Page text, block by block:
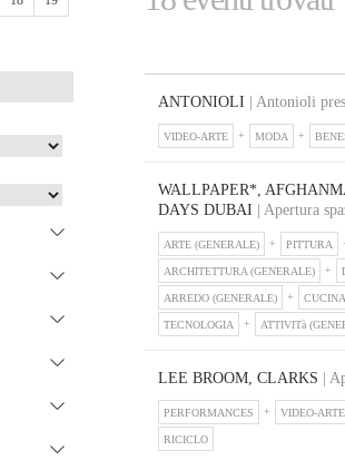
ANTONIOLI | Antonioli
VIDEO-ARTE MODA
WALLPAPER*,
DAYS DUBAI | Apertura
ARTE (GENERALE) PITTURA
ARCHITETTURA (GENERALE)
ARREDO (GENERALE) CUCINA
TECNOLOGIA ATTIVITà
LEE BROOM, CLARKS |
PERFORMANCES VIDEO-ARTE
RICICLO